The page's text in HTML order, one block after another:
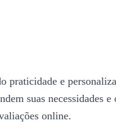
e
suas necessidades
online.